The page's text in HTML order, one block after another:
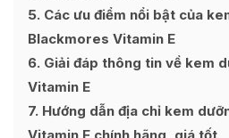
5 Các ưu điểm nổi bật của
Blackmores Vitamin E
6 Giải đáp thông tin về kem
Vitamin E
7 Hướng dẫn địa chỉ kem